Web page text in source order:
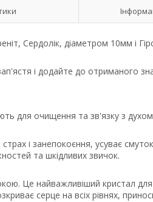
Сердолік, діаметром 10мм і
і додайте до отриманого
для очищення та зв'язку з
і занепокоєння, усуває
та шкідливих звичок.
Це найважливіший кристал
серце на всіх рівнях,